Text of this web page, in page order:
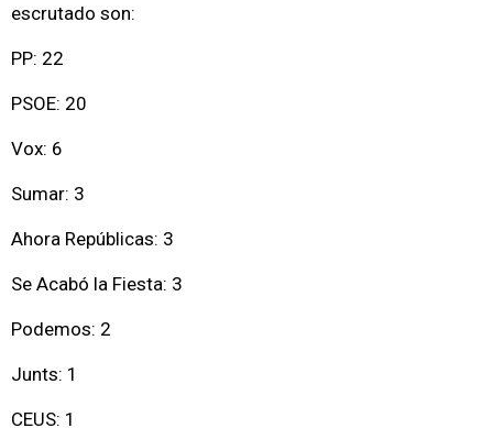
escrutado son:
PP: 22
PSOE: 20
Vox: 6
Sumar: 3
Ahora Repúblicas: 3
Se Acabó la Fiesta: 3
Podemos: 2
Junts: 1
CEUS: 1